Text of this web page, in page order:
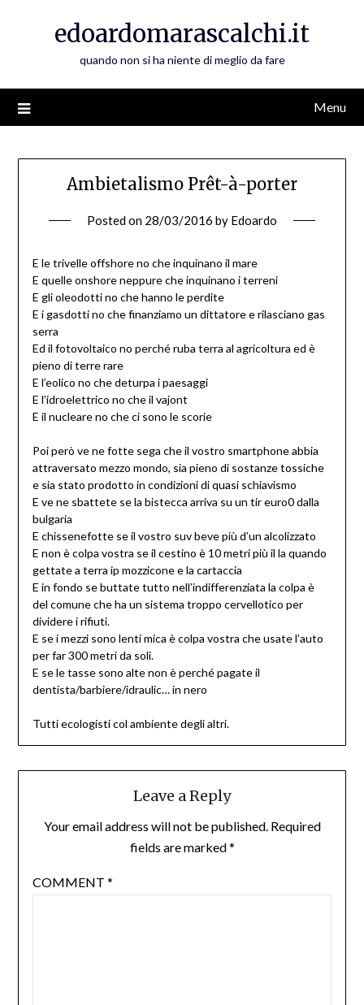
edoardomarascalchi.it
quando non si ha niente di meglio da fare
Menu
Ambietalismo Prêt-à-porter
Posted on 28/03/2016 by Edoardo
E le trivelle offshore no che inquinano il mare
E quelle onshore neppure che inquinano i terreni
E gli oleodotti no che hanno le perdite
E i gasdotti no che finanziamo un dittatore e rilasciano gas
serra
Ed il fotovoltaico no perché ruba terra al agricoltura ed è
pieno di terre rare
E l’eolico no che deturpa i paesaggi
E l’idroelettrico no che il vajont
E il nucleare no che ci sono le scorie
Poi però ve ne fotte sega che il vostro smartphone abbia
attraversato mezzo mondo, sia pieno di sostanze tossiche
e sia stato prodotto in condizioni di quasi schiavismo
E ve ne sbattete se la bistecca arriva su un tir euro0 dalla
bulgaria
E chissenefotte se il vostro suv beve più d’un alcolizzato
E non è colpa vostra se il cestino è 10 metri più il la quando
gettate a terra ip mozzicone e la cartaccia
E in fondo se buttate tutto nell’indifferenziata la colpa è
del comune che ha un sistema troppo cervellotico per
dividere i rifiuti.
E se i mezzi sono lenti mica è colpa vostra che usate l’auto
per far 300 metri da soli.
E se le tasse sono alte non è perché pagate il
dentista/barbiere/idraulic… in nero
Tutti ecologisti col ambiente degli altri.
Leave a Reply
Your email address will not be published. Required
fields are marked*
COMMENT *